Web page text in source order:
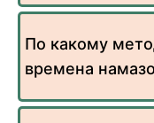
По какому
времена